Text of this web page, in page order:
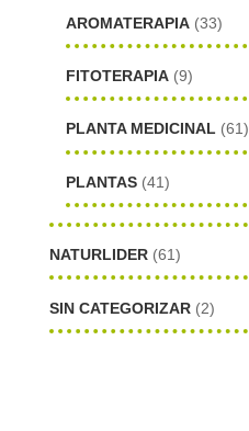
AROMATERAPIA (33)
FITOTERAPIA (9)
PLANTA MEDICINAL (61)
PLANTAS (41)
NATURLIDER (61)
SIN CATEGORIZAR (2)